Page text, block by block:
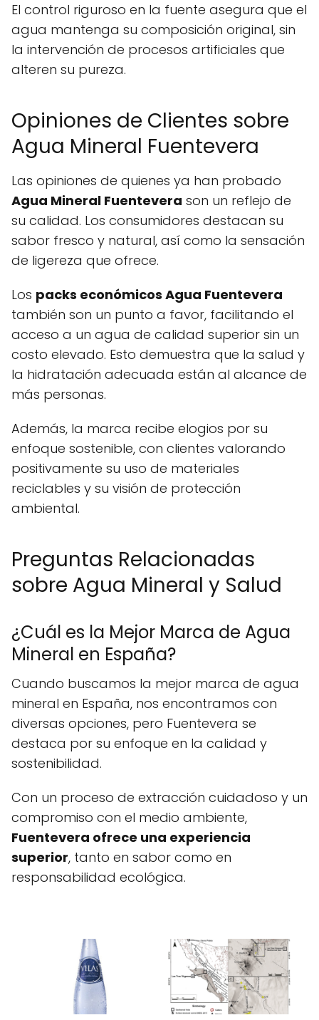
El control riguroso en la fuente asegura que el
agua mantenga su composición original, sin
la intervención de procesos artificiales que
alteren su pureza.
Opiniones de Clientes sobre
Agua Mineral Fuentevera
Las opiniones de quienes ya han probado
Agua Mineral Fuentevera son un reflejo de
su calidad. Los consumidores destacan su
sabor fresco y natural, así como la sensación
de ligereza que ofrece.
Los packs económicos Agua Fuentevera
también son un punto a favor, facilitando el
acceso a un agua de calidad superior sin un
costo elevado. Esto demuestra que la salud y
la hidratación adecuada están al alcance de
más personas.
Además, la marca recibe elogios por su
enfoque sostenible, con clientes valorando
positivamente su uso de materiales
reciclables y su visión de protección
ambiental.
Preguntas Relacionadas
sobre Agua Mineral y Salud
¿Cuál es la Mejor Marca de Agua
Mineral en España?
Cuando buscamos la mejor marca de agua
mineral en España, nos encontramos con
diversas opciones, pero Fuentevera se
destaca por su enfoque en la calidad y
sostenibilidad.
Con un proceso de extracción cuidadoso y un
compromiso con el medio ambiente,
Fuentevera ofrece una experiencia
superior, tanto en sabor como en
responsabilidad ecológica.